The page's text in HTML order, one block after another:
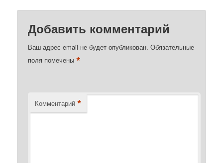
Добавить комментарий
Ваш адрес email не будет опубликован. Обязательные
поля помечены*
Комментарий *